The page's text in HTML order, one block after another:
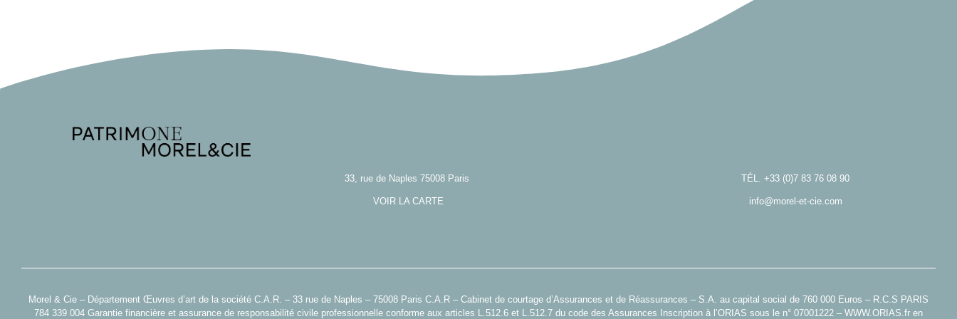
33, rue de Naples 75008 Paris
VOIR LA CARTE
TÉL.+33 (0)7 83 76 08 90
info@morel-et-cie.com
Morel & Cie – Département Œuvres d’art de la société C.A.R. – 33 rue de Naples – 75008 Paris C.A.R – Cabinet de courtage d’Assurances et de Réassurances – S.A. au capital social de 760 000 Euros – R.C.S PARIS
784 339 004 Garantie financière et assurance de responsabilité civile professionnelle conforme aux articles L.512.6 et L.512.7 du code des Assurances Inscription à l’ORIAS sous le n° 07001222 – WWW.ORIAS.fr en